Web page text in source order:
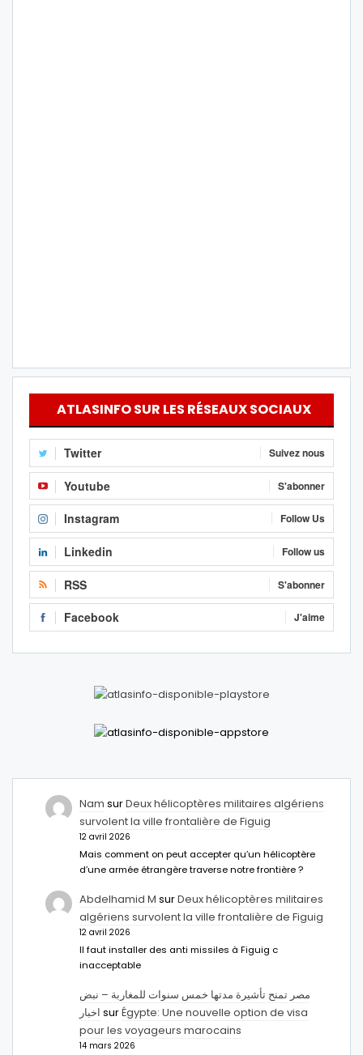
ATLASINFO SUR LES RÉSEAUX SOCIAUX
Twitter Suivez nous
Youtube S'abonner
Instagram Follow Us
Linkedin Follow us
RSS S'abonner
Facebook J'aime
Nam surDeux hélicoptères militaires algériens
survolent la ville frontalière de Figuig
12 avril 2026
Mais comment on peut accepter qu’un hélicoptère
d’une armée étrangère traverse notre frontière ?
Abdelhamid M surDeux hélicoptères militaires
algériens survolent la ville frontalière de Figuig
12 avril 2026
Il faut installer des anti missiles à Figuig c
inacceptable
مصر تمنح تأشيرة مدتها خمس سنوات للمغاربة – نبض
اخبار surÉgypte: Une nouvelle option de visa
pour les voyageurs marocains
14 mars 2026